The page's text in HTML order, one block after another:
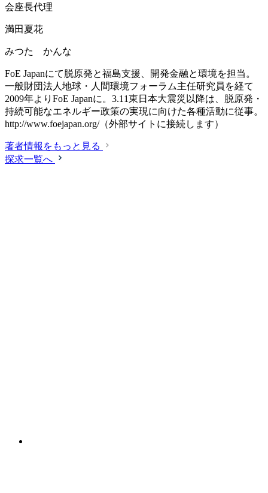
会座長代理
満田夏花
みつた かんな
FoE Japanにて脱原発と福島支援、開発金融と環境を担当。
一般財団法人地球・人間環境フォーラム主任研究員を経て
2009年よりFoE Japanに。3.11東日本大震災以降は、脱原発・
持続可能なエネルギー政策の実現に向けた各種活動に従事。
http://www.foejapan.org/（外部サイトに接続します）
著者情報をもっと見る
探求一覧へ